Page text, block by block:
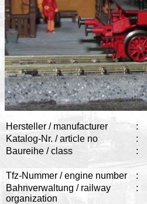
Hersteller / manufacturer :
Katalog-Nr. / article no
:
Baureihe / class
:
Tfz-Nummer / engine number :
Bahnverwaltung / railway
organization
: